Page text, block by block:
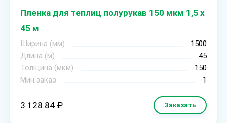
Пленка для теплиц полурукав 150 мкм 1,5 х
45 м
Ширина (мм)
1500
Длина (м)
45
Толщина (мкм)
150
Мин.заказ
1
3 128.84 ₽ Заказать